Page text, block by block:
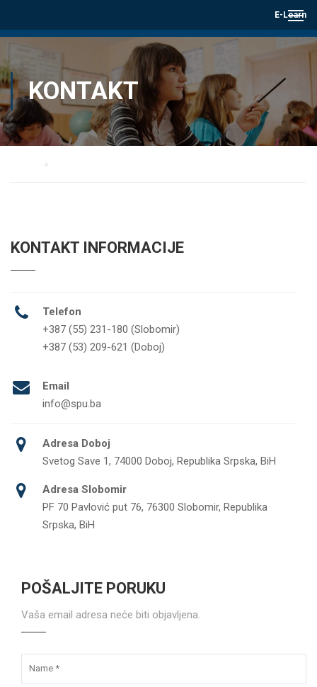
E-Learn
KONTAKT
KONTAKT INFORMACIJE
Telefon
+387 (55) 231-180 (Slobomir)
+387 (53) 209-621 (Doboj)
Email
info@spu.ba
Adresa Doboj
Svetog Save 1, 74000 Doboj, Republika Srpska, BiH
Adresa Slobomir
PF 70 Pavlović put 76, 76300 Slobomir, Republika
Srpska, BiH
POŠALJITE PORUKU
Vaša email adresa neće biti objavljena.